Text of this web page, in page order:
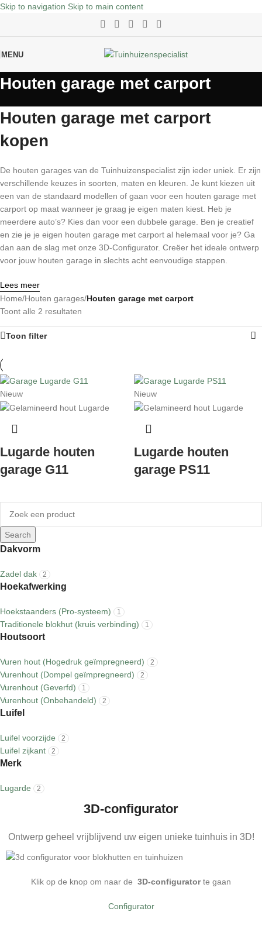
Skip to navigation Skip to main content
MENU
Houten garage met carport
Search
Dakvorm
Zadel dak 2
Hoekafwerking
Hoekstaanders (Pro-systeem) 1
Traditionele blokhut (kruis verbinding) 1
Houtsoort
Vuren hout (Hogedruk geïmpregneerd) 2
Vurenhout (Dompel geïmpregneerd) 2
Vurenhout (Geverfd) 1
Vurenhout (Onbehandeld) 2
Luifel
Luifel voorzijde 2
Luifel zijkant 2
Merk
Lugarde 2
3D-configurator
Ontwerp geheel vrijblijvend uw eigen unieke tuinhuis in 3D!
Klik op de knop om naar de 3D-configuratorte gaan
Configurator
Houten garage met carport
kopen
De houten garages van de Tuinhuizenspecialist zijn ieder uniek. Er zijn
verschillende keuzes in soorten, maten en kleuren. Je kunt kiezen uit
een van de standaard modellen of gaan voor een houten garage met
carport op maat wanneer je graag je eigen maten kiest. Heb je
meerdere auto’s? Kies dan voor een dubbele garage. Ben je creatief
en zie je je eigen houten garage met carport al helemaal voor je? Ga
dan aan de slag met onze 3D-Configurator. Creëer het ideale ontwerp
voor jouw houten garage in slechts acht eenvoudige stappen.
Lees meer
Home/Houten garages/Houten garage met carport
Toont alle 2 resultaten
Toon filter
Nieuw
Lugarde houten
garage G11
Nieuw
Lugarde houten
garage PS11